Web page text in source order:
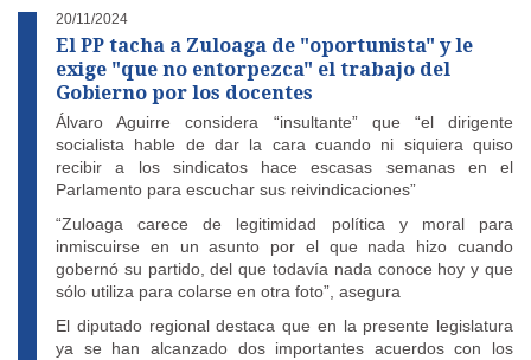
20/11/2024
El PP tacha a Zuloaga de "oportunista" y le
exige "que no entorpezca" el trabajo del
Gobierno por los docentes
Álvaro Aguirre considera “insultante” que “el dirigente
socialista hable de dar la cara cuando ni siquiera quiso
recibir a los sindicatos hace escasas semanas en el
Parlamento para escuchar sus reivindicaciones”
“Zuloaga carece de legitimidad política y moral para
inmiscuirse en un asunto por el que nada hizo cuando
gobernó su partido, del que todavía nada conoce hoy y que
sólo utiliza para colarse en otra foto”, asegura
El diputado regional destaca que en la presente legislatura
ya se han alcanzado dos importantes acuerdos con los